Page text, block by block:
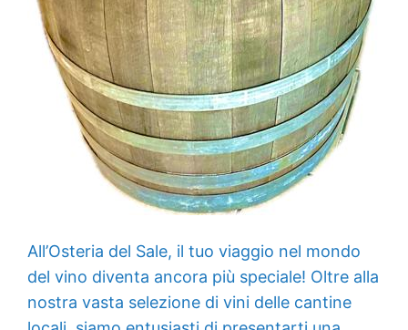
All’Osteria del Sale, il tuo viaggio nel mondo
del vino diventa ancora più speciale! Oltre alla
nostra vasta selezione di vini delle cantine